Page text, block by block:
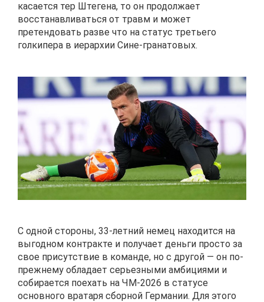
касается тер Штегена, то он продолжает
восстанавливаться от травм и может
претендовать разве что на статус третьего
голкипера в иерархии Сине-гранатовых.
С одной стороны, 33-летний немец находится на
выгодном контракте и получает деньги просто за
свое присутствие в команде, но с другой — он по-
прежнему обладает серьезными амбициями и
собирается поехать на ЧМ-2026 в статусе
основного вратаря сборной Германии. Для этого